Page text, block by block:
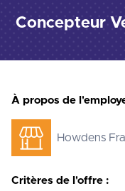
Concepteur
À propos de
Howdens
Critères de l'offre :